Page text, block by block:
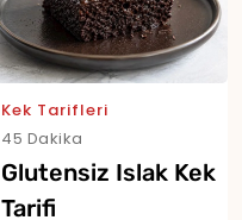
Kek Tarifleri
45 Dakika
Glutensiz Islak Kek
Tarifi